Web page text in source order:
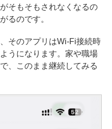
そもそもされなくなるの
るのです。
そのアプリはWi-Fi接続時
うになります。家や職場
、このまま継続してみる